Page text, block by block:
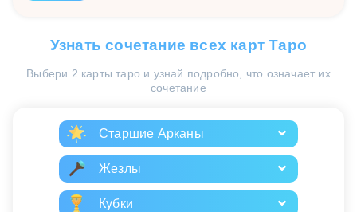
Узнать сочетание всех карт Таро
Выбери 2 карты таро и узнай подробно, что означает их
сочетание
Старшие Арканы
Жезлы
Кубки